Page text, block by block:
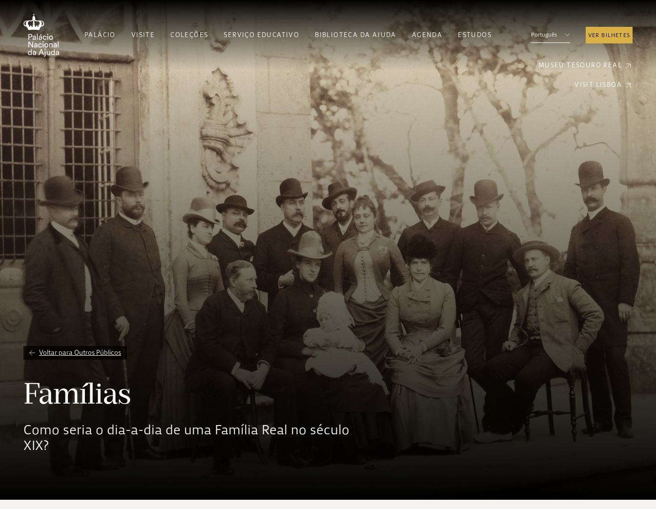
PALÁCIO VISITE COLEÇÕES SERVIÇO EDUCATIVO BIBLIOTECA DA AJUDA AGENDA ESTUDOS Português VER BILHETES
MUSEU TESOURO REAL
VISIT LISBOA
Voltar para Outros Públicos
Famílias
Como seria o dia-a-dia de uma Família Real no século
XIX?